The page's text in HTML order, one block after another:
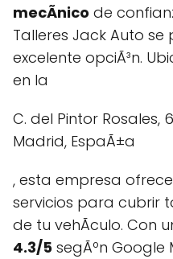
mecÃnico de
Talleres Jack Auto
excelente opciÃ³n.
en la
C. del Pintor Rosales,
Madrid, EspaÃ±a
, esta empresa
servicios para cubrir
de tu vehÃ­culo. Con
4.3/5 segÃºn Google